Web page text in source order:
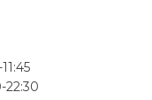
22:30